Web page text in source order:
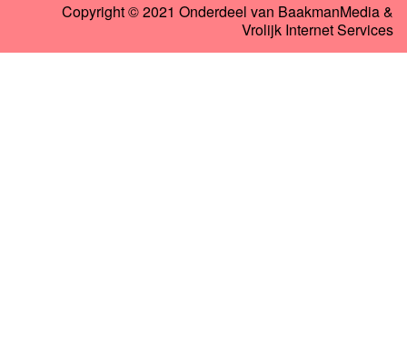
Copyright © 2021 Onderdeel van BaakmanMedia&
Vrolijk Internet Services